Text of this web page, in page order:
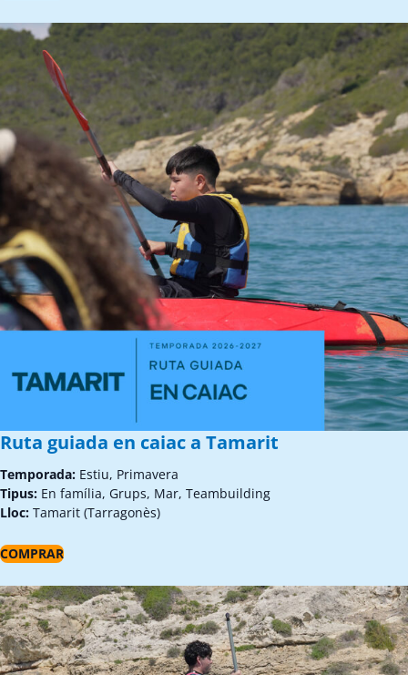
Ruta guiada en caiac a Tamarit
Temporada: Estiu, Primavera
Tipus: En família, Grups, Mar, Teambuilding
Lloc: Tamarit (Tarragonès)
COMPRAR